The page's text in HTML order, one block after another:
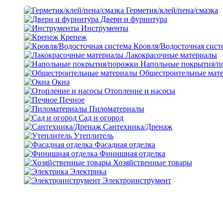
Герметик/клей/пена/смазка
Двери и фурнитура
Инструменты
Крепеж
Кровля/Водосточная
Лакокрасочные материалы
Напольные покрытия/
Общестроительные
Окна
Отопление и насосы
Печное
Пиломатериалы
Сад и огород
Сантехника/Дренаж
Утеплитель
Фасадная отделка
Финишная отделка
Хозяйственные товары
Электрика
Электроинструмент